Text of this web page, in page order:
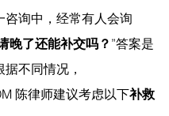
咨询中，经常有人会询
晚了还能补交吗？ ”答案是
不同情况，
陈律师建议考虑以下补救